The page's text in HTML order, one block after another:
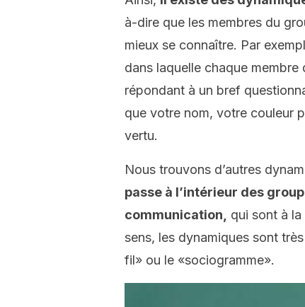
à-dire que les membres du
mieux se connaître. Par
dans laquelle chaque
répondant à un bref
que votre nom, votre couleur
vertu.
Nous trouvons d’autres
passe à l’intérieur des
communication,
qui sont à
sens, les dynamiques sont
fil» ou le «sociogramme».